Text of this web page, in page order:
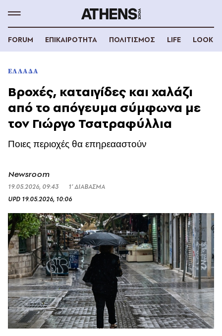
FORUM ΕΠΙΚΑΙΡΟΤΗΤΑ ΠΟΛΙΤΙΣΜΟΣ LIFE LOOK
ΕΛΛΑΔΑ
Βροχές, καταιγίδες και χαλάζι
από το απόγευμα σύμφωνα με
τον Γιώργο Τσατραφύλλια
Ποιες περιοχές θα επηρεααστούν
Newsroom
19.05.2026, 09:43
1’ ΔΙΑΒΑΣΜΑ
UPD 19.05.2026, 10:06